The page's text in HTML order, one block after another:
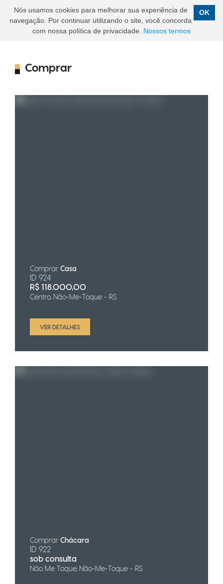
Comprar
Comprar Casa
ID 924
R$ 118.000,00
Centro, Não-Me-Toque - RS
VER DETALHES
Comprar Chácara
ID 922
sob consulta
Não Me Toque, Não-Me-Toque - RS
OK
Nós usamos cookies para melhorar sua experiência de
navegação. Por continuar utilizando o site, você concorda
com nossa política de privacidade. Nossos termos